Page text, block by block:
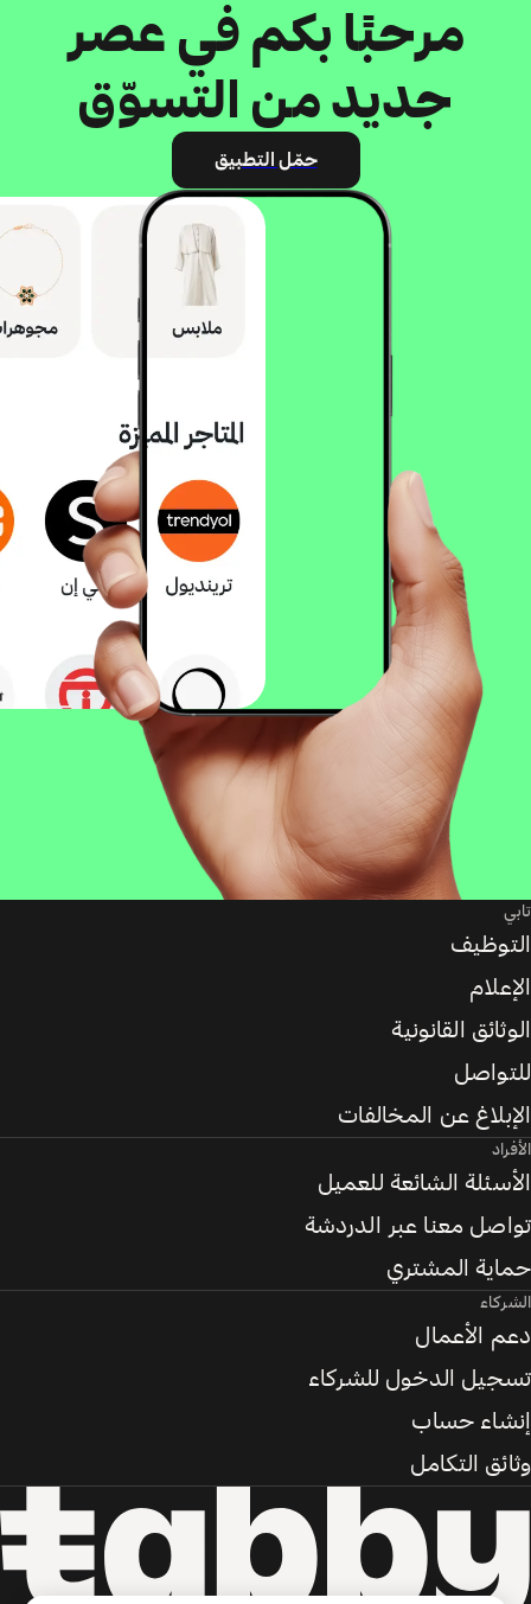
مرحبًا بكم في عصر
جديد من التسوّق
حمّل التطبيق
تابي
التوظيف
الإعلام
الوثائق القانونية
للتواصل
الإبلاغ عن المخالفات
الأفراد
الأسئلة الشائعة للعميل
تواصل معنا عبر الدردشة
حماية المشتري
الشركاء
دعم الأعمال
تسجيل الدخول للشركاء
إنشاء حساب
وثائق التكامل